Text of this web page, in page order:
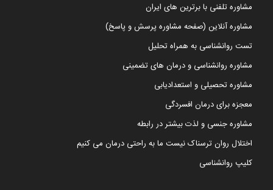
مشاوره تلفنی با برترین های ایران
مشاوره آنلاین (صفحه مشاوره پرسش و پاسخ)
تست روانشناسی به همراه تحلیل
مشاوره روانشناسی و درمان های تضمینی
مشاوره تحصیلی و استعدادیابی
معجزه برای درمان افسردگی
مشاوره جنسی و لذت بیشتر در رابطه
اختلال روان ترسناک نیست ما به راحتی درمان می کنیم
کلیپ روانشناسی